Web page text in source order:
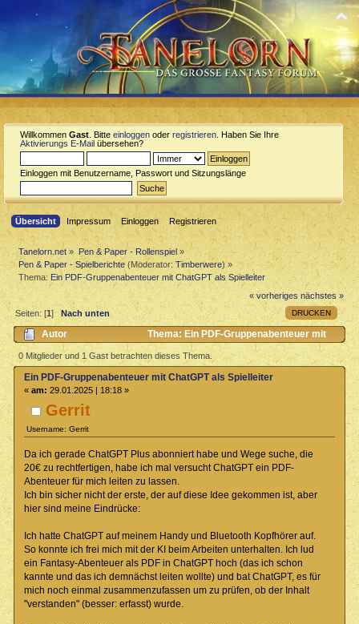
Willkommen Gast . Bitte einloggen oder registrieren . Haben Sie Ihre
Aktivierungs E-Mail übersehen?
Einloggen mit Benutzername, Passwort und Sitzungslänge
Übersicht Impressum Einloggen Registrieren
Tanelorn.net » Pen & Paper - Rollenspiel»
Pen & Paper - Spielberichte (Moderator:Timberwere) »
Thema:Ein PDF-Gruppenabenteuer mit ChatGPT als Spielleiter
« vorheriges nächstes »
DRUCKEN
Seiten: [1] Nach unten
Autor
Thema: Ein PDF-Gruppenabenteuer mit
ChatGPT als Spielleiter (Gelesen 2114 mal)
0 Mitglieder und 1 Gast betrachten dieses Thema.
Gerrit
Username: Gerrit
Ein PDF-Gruppenabenteuer mit ChatGPT als Spielleiter
« am: 29.01.2025 | 18:18 »
Da ich gerade ChatGPT Plus abonniert habe und Wege suche, die
20€ zu rechtfertigen, habe ich mal versucht ChatGPT ein PDF-
Abenteuer für mich leiten zu lassen.
Ich bin sicher nicht der erste, der auf diese Idee gekommen ist, aber
hier sind meine Eindrücke:
Ich hatte ChatGPT auf meinem Handy und Bluetooth Kopfhörer auf.
So konnte ich frei mich mit der KI beim Arbeiten unterhalten. Ich lud
ein Fantasy-Abenteuer als PDF in ChatGPT hoch (das ich schon
kannte und das ich demnächst leiten wollte) und bat ChatGPT, es für
mich noch einmal zusammenzufassen um zu prüfen, ob der Inhalt
"verstanden" (besser: erfasst) wurde.